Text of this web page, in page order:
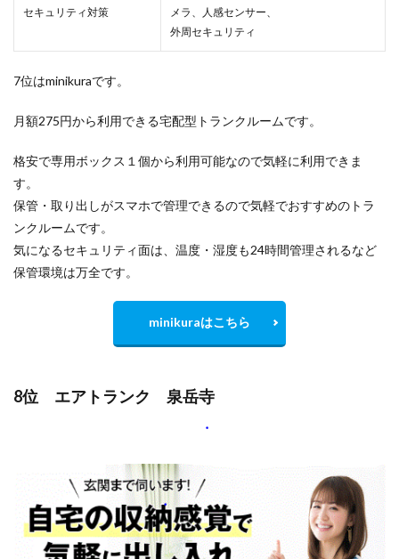
セキュリティ対策
メラ、人感センサー、
外周セキュリティ
7位はminikuraです。
月額275円から利用できる宅配型トランクルームです。
格安で専用ボックス１個から利用可能なので気軽に利用できま
す。
保管・取り出しがスマホで管理できるので気軽でおすすめのトラ
ンクルームです。
気になるセキュリティ面は、温度・湿度も24時間管理されるなど
保管環境は万全です。
minikuraはこちら
8位 エアトランク 泉岳寺